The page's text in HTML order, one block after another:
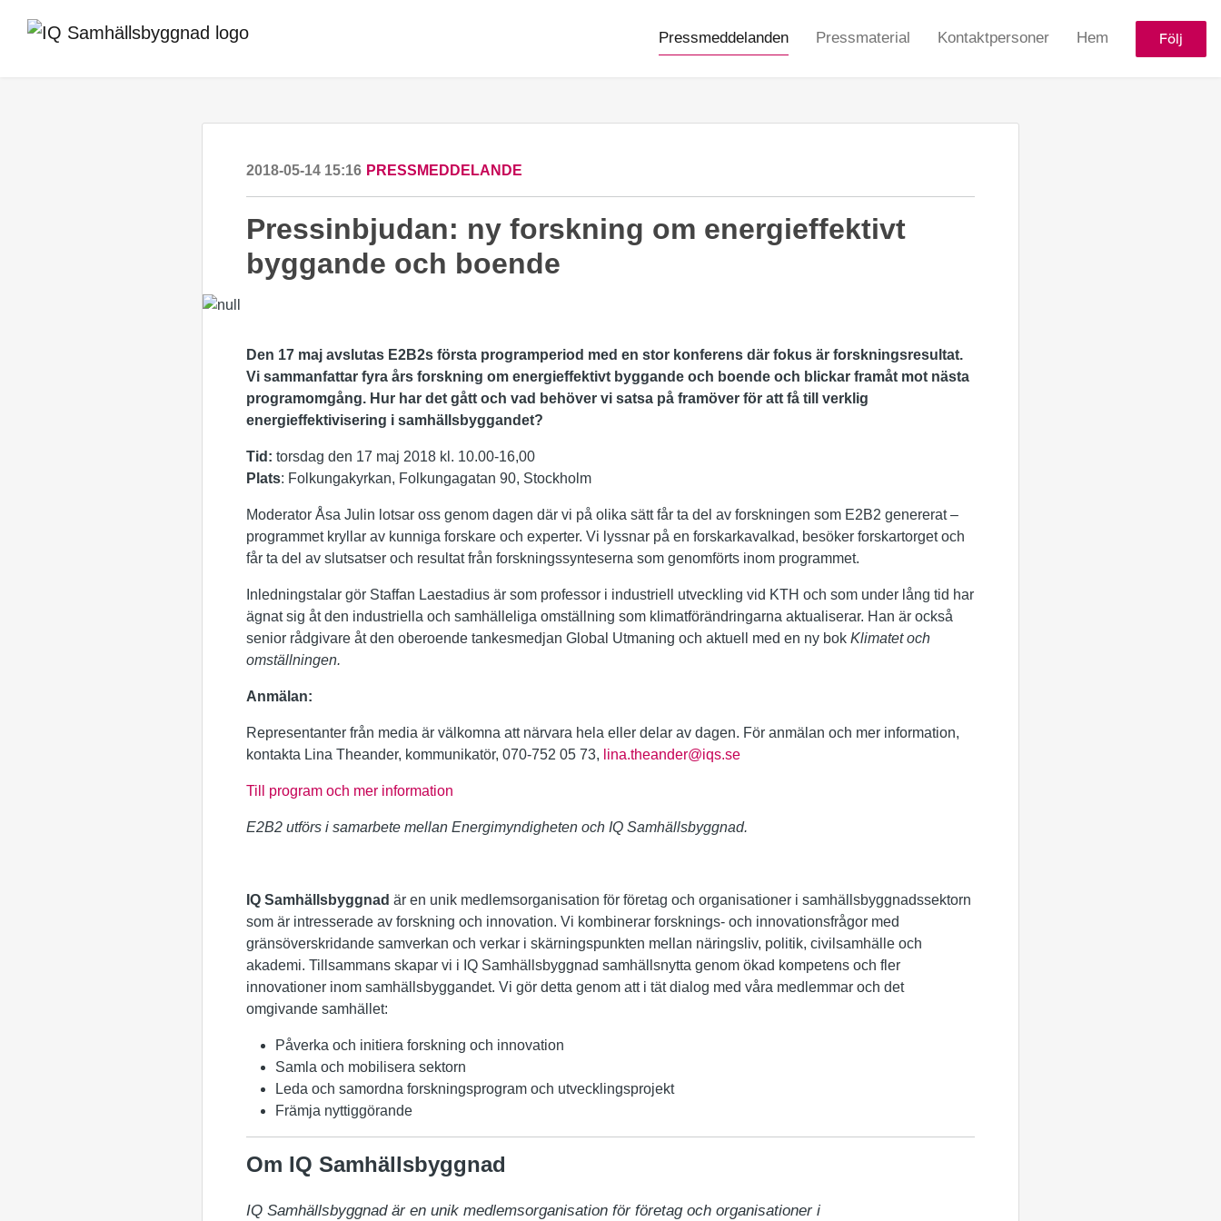
Pressmeddelanden Pressmaterial Kontaktpersoner Hem Följ
2018-05-14 15:16 PRESSMEDDELANDE
Pressinbjudan: ny forskning om energieffektivt
byggande och boende
Den 17 maj avslutas E2B2s första programperiod med en stor konferens där fokus är forskningsresultat.
Vi sammanfattar fyra års forskning om energieffektivt byggande och boende och blickar framåt mot nästa
programomgång. Hur har det gått och vad behöver vi satsa på framöver för att få till verklig
energieffektivisering i samhällsbyggandet?
Tid: torsdag den 17 maj 2018 kl. 10.00-16,00
Plats: Folkungakyrkan, Folkungagatan 90, Stockholm
Moderator Åsa Julin lotsar oss genom dagen där vi på olika sätt får ta del av forskningen som E2B2 genererat –
programmet kryllar av kunniga forskare och experter. Vi lyssnar på en forskarkavalkad, besöker forskartorget och
får ta del av slutsatser och resultat från forskningssynteserna som genomförts inom programmet.
Inledningstalar gör Staffan Laestadius är som professor i industriell utveckling vid KTH och som under lång tid har
ägnat sig åt den industriella och samhälleliga omställning som klimatförändringarna aktualiserar. Han är också
senior rådgivare åt den oberoende tankesmedjan Global Utmaning och aktuell med en ny bok Klimatet och
omställningen.
Anmälan:
Representanter från media är välkomna att närvara hela eller delar av dagen. För anmälan och mer information,
kontakta Lina Theander, kommunikatör, 070-752 05 73, lina.theander@iqs.se
Till program och mer information
E2B2 utförs i samarbete mellan Energimyndigheten och IQ Samhällsbyggnad.
IQ Samhällsbyggnad är en unik medlemsorganisation för företag och organisationer i samhällsbyggnadssektorn
som är intresserade av forskning och innovation. Vi kombinerar forsknings- och innovationsfrågor med
gränsöverskridande samverkan och verkar i skärningspunkten mellan näringsliv, politik, civilsamhälle och
akademi. Tillsammans skapar vi i IQ Samhällsbyggnad samhällsnytta genom ökad kompetens och fler
innovationer inom samhällsbyggandet. Vi gör detta genom att i tät dialog med våra medlemmar och det
omgivande samhället:
Påverka och initiera forskning och innovation
Samla och mobilisera sektorn
Leda och samordna forskningsprogram och utvecklingsprojekt
Främja nyttiggörande
Om IQ Samhällsbyggnad
IQ Samhällsbyggnad är en unik medlemsorganisation för företag och organisationer i